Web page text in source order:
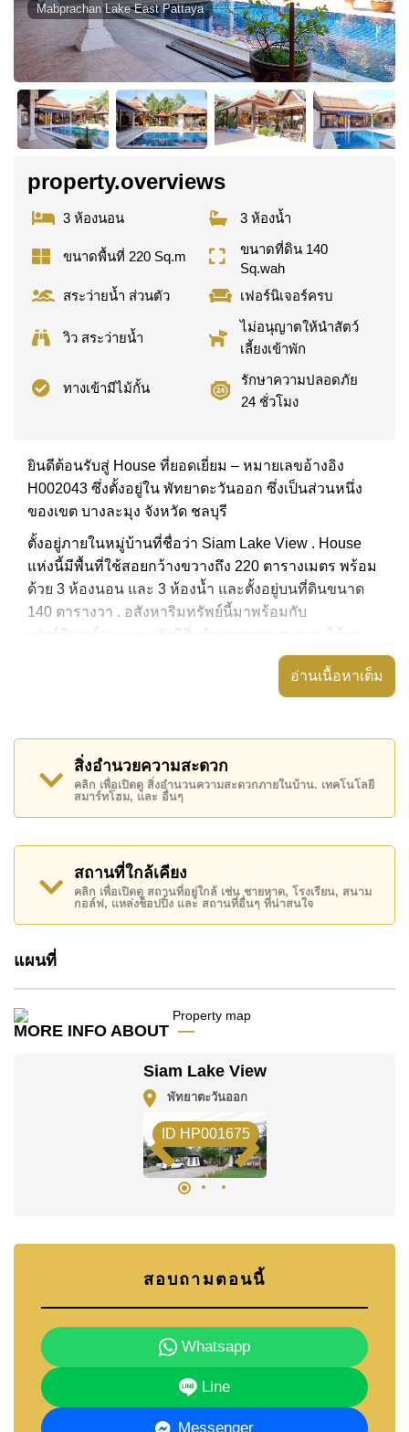
Mabprachan Lake East Pattaya
property.overviews
3 ห้องนอน 3 ห้องน้ำ
ขนาดพื้นที่ 220 Sq.m
ขนาดที่ดิน 140
Sq.wah
สระว่ายน้ำ ส่วนตัว
เฟอร์นิเจอร์ครบ
วิว สระว่ายน้ำ
ไม่อนุญาตให้นำสัตว์
เลี้ยงเข้าพัก
ทางเข้ามีไม้กั้น
รักษาความปลอดภัย
24 ชั่วโมง
ยินดีต้อนรับสู่ House ที่ยอดเยี่ยม – หมายเลขอ้างอิง
H002043 ซึ่งตั้งอยู่ใน พัทยาตะวันออก ซึ่งเป็นส่วนหนึ่ง
ของเขต บางละมุง จังหวัด ชลบุรี
ตั้งอยู่ภายในหมู่บ้านที่ชื่อว่า Siam Lake View . House
แห่งนี้มีพื้นที่ใช้สอยกว้างขวางถึง 220 ตารางเมตร พร้อม
ด้วย 3 ห้องนอน และ 3 ห้องน้ำ และตั้งอยู่บนที่ดินขนาด
140 ตารางวา . อสังหาริมทรัพย์นี้มาพร้อมกับ
เฟอร์นิเจอร์ครบ และยังมีสิ่งอำนวยความสะดวก ได้แก่
สวนส่วนตัว, ระเบียงกลางแจ้งที่มีหลังคา, ศาลา/ศาลา
Siam Lake View มีสิ่งอำนวยความสะดวกส่วนกลาง
ได้แก่ รักษาความปลอดภัย 24 ชั่วโมง, ทางเข้ามีไม้กั้น,
ร้านอาหาร/ร้านกาแฟในสถานที่
สถานที่สำคัญใกล้ Siam Lake View ได้แก่: ใกล้ทางด่วน
มอเตอร์เวย์หรือทางหลวง, ซูเปอร์มาร์เก็ตอาหารสด ,
ฟาร์มแกะพัทยา, ปีโป้ โพนี่ คลับ , สยามคันทรีคลับ
(สนามเก่า ไร่ ริมน้ำ และโรลลิ่งฮิลส์), พัทยาคันทรีคลับ ,
รพ.กรุงเทพพัทยา
อสังหาริมทรัพย์นี้เปิดให้เช่าระยะยาวในราคา ฿ 65,000
บาทต่อเดือน
โฆษณาเป็นราคาสำหรับสัญญาเช่า 1 ปี และต้องวางเงิน
ค้นพบโอกาสในการทำให้ที่อยู่อาศัยนี้เป็นบ้านในฝันของ
ติดต่อ Cornerstone Real Estate โทร +6638411250
info@cornerstone.co.th
WhatsApp ของสำนักงาน: +66807945904
อ่านเนื้อหาเต็ม
สิ่งอำนวยความสะดวก
คลิก เพื่อเปิดดู สิ่งอำนวนความสะดวกภายในบ้าน. เทคโนโลยี
สมาร์ทโฮม, และ อื่นๆ
สถานที่ใกล้เคียง
คลิก เพื่อเปิดดู สถานที่อยู่ใกล้ เช่น ชายหาด, โรงเรียน, สนาม
กอล์ฟ, แหล่งช็อปปิ้ง และ สถานที่อื่นๆ ที่น่าสนใจ
แผนที่
MORE INFO ABOUT
Siam Lake View
พัทยาตะวันออก
ID HP001675
สอบถามตอนนี้
Whatsapp
Line
Messenger